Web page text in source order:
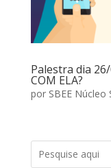
Palestra dia 26/
COM ELA?
por SBEE Núcleo